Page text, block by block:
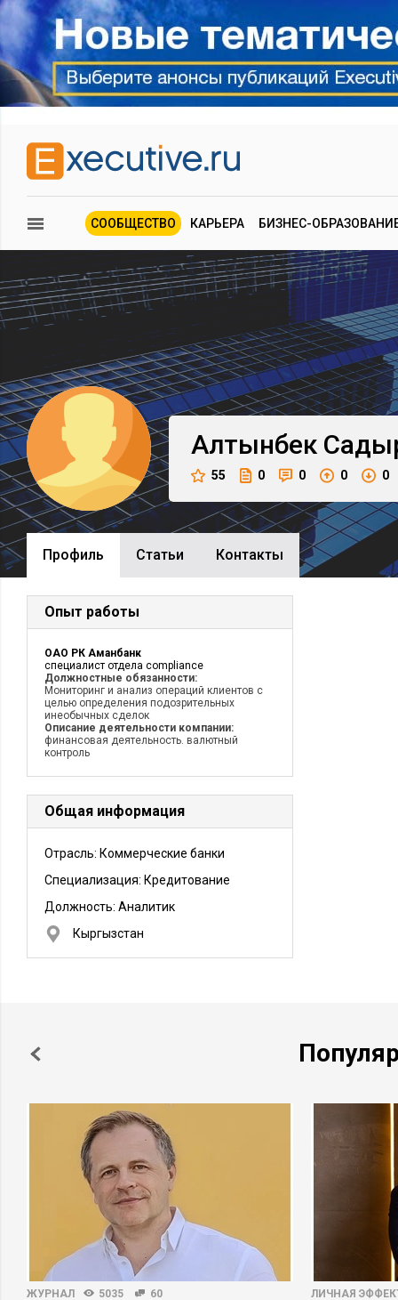
СООБЩЕСТВО КАРЬЕРА БИЗНЕС-
Алтынбек
55 0 0 0 0
Профиль Cтатьи Контакты
Опыт работы
ОАО РК Аманбанк
специалист отдела compliance
Должностные обязанности:
Мониторинг и анализ операций клиентов с
целью определения подозрительных
инеобычных сделок
Описание деятельности компании:
финансовая деятельность. валютный
контроль
Общая информация
Отрасль: Коммерческие банки
Специализация: Кредитование
Должность: Аналитик
Кыргызстан
ЖУРНАЛ 5035 60 ЛИЧНАЯ